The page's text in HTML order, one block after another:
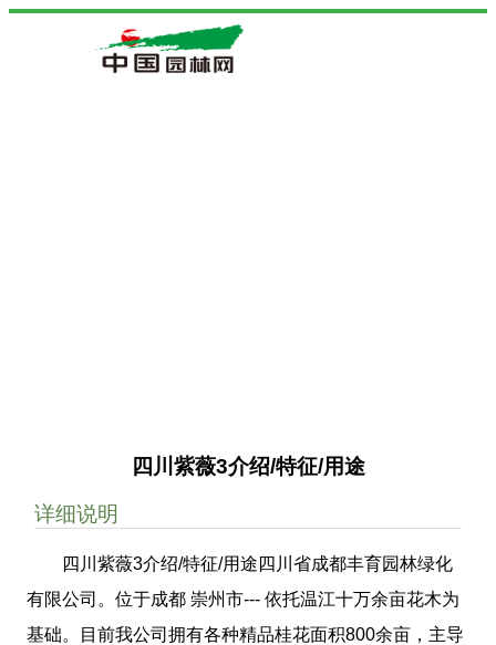
四川紫薇3介绍/特征/用途
详细说明
四川紫薇3介绍/特征/用途四川省成都丰育园林绿化
有限公司。位于成都 崇州市--- 依托温江十万余亩花木为
基础。目前我公司拥有各种精品桂花面积800余亩，主导